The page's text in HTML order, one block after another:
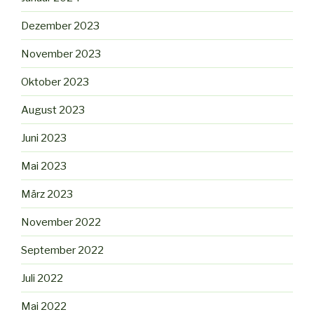
Dezember 2023
November 2023
Oktober 2023
August 2023
Juni 2023
Mai 2023
März 2023
November 2022
September 2022
Juli 2022
Mai 2022